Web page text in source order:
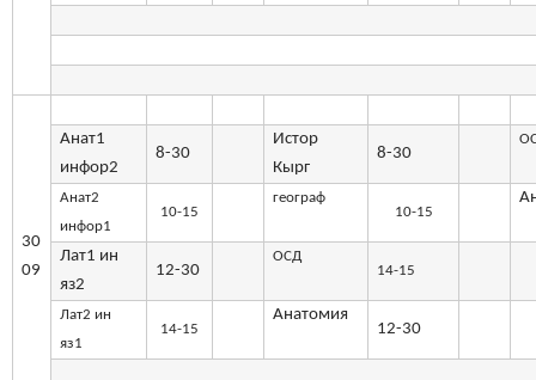
30
09
Анат1
инфор2
8-30
Истор
Кырг
8-30
Анат2
инфор1
10-15
географ
10-15
Лат1 ин
яз2
12-30
ОСД
14-15
Лат2 ин
яз1
14-15
Анатомия
12-30